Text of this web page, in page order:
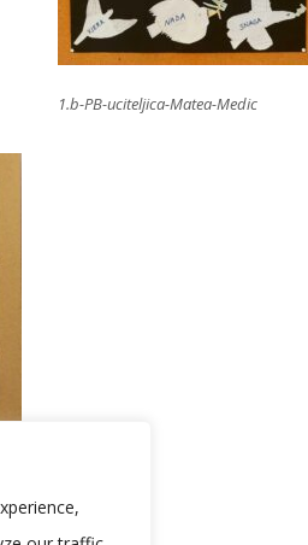
1.b-PB-uciteljica-Matea-Medic
i-